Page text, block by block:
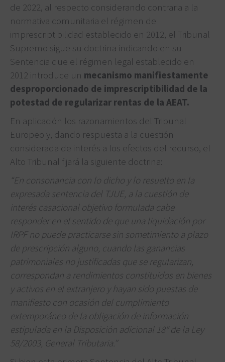
de 2022, al respecto considerando contraria a la
normativa comunitaria el régimen de
imprescriptibilidad establecido en 2012, el Tribunal
Supremo sigue su doctrina indicando en su
Sentencia que el régimen legal establecido en
2012 introduce un mecanismo manifiestamente
desproporcionado de imprescriptibilidad de la
potestad de regularizar rentas de la AEAT.
En aplicación los razonamientos del Tribunal
Europeo y, dando respuesta a la cuestión
considerada de interés a los efectos del recurso, el
Alto Tribunal fijará la siguiente doctrina:
“En consonancia con lo dicho y lo resuelto en la
expresada sentencia del TJUE, a la cuestión de
interés casacional objetivo formulada cabe
responder en el sentido de que una liquidación por
IRPF no puede practicarse sin sometimiento a plazo
de prescripción alguno, cuando las ganancias
patrimoniales no justificadas que se regularizan,
correspondan a rendimientos constituidos en bienes
y activos en el extranjero y hayan sido puestas de
manifiesto con ocasión del cumplimiento
extemporáneo de la obligación de información
estipulada en la Disposición adicional 18ª de la Ley
58/2003, General Tributaria.”